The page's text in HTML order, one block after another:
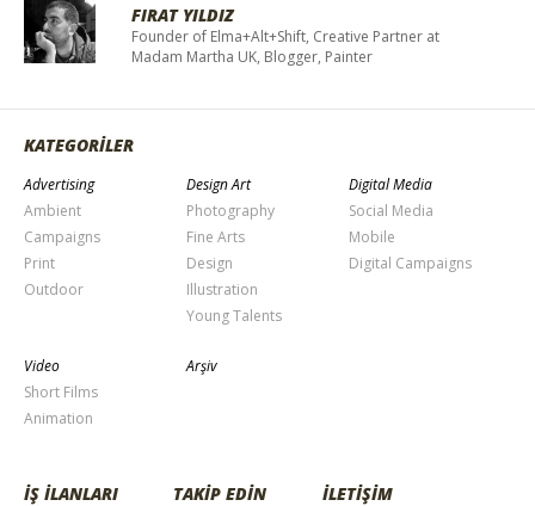
FIRAT YILDIZ
Founder of Elma+Alt+Shift, Creative Partner at
Madam Martha UK, Blogger, Painter
KATEGORİLER
Advertising
Ambient
Campaigns
Print
Outdoor
Design Art
Photography
Fine Arts
Design
Illustration
Young Talents
Digital Media
Social Media
Mobile
Digital Campaigns
Video
Short Films
Animation
Arşiv
İŞ İLANLARI TAKİP EDİN İLETİŞİM